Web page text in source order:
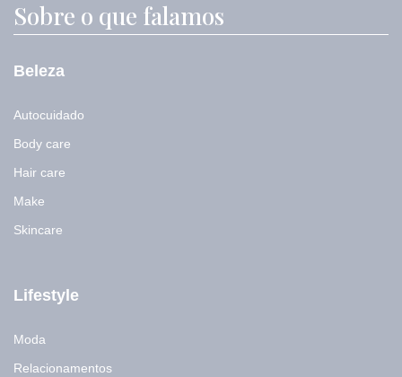
a
i
Sobre o que falamos
Beleza
Autocuidado
Body care
Hair care
Make
Skincare
Lifestyle
Moda
Relacionamentos
l
E
m
a
l